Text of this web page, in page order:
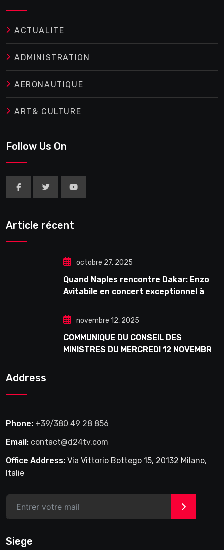
ACTUALITE
ADMINISTRATION
AERONAUTIQUE
ART& CULTURE
Follow Us On
Article récent
octobre 27, 2025
Quand Naples rencontre Dakar: Enzo
Avitabile en concert exceptionnel à
novembre 12, 2025
COMMUNIQUE DU CONSEIL DES
MINISTRES DU MERCREDI 12 NOVEMBRE
Address
Phone: +39/380 49 28 856
Email: contact@d24tv.com
Office Address: Via Vittorio Bottego 15, 20132 Milano,
Italie
>
Siege